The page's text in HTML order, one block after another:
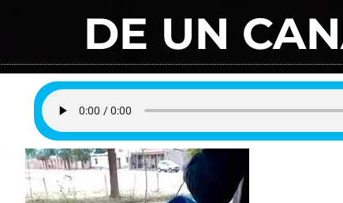
DE UN
FM La Plaza febrero 25, 2022